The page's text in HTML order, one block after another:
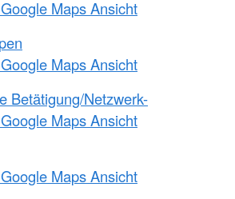
Maps Ansicht
Maps Ansicht
Betätigung/Netzwerk-
Maps Ansicht
Maps Ansicht